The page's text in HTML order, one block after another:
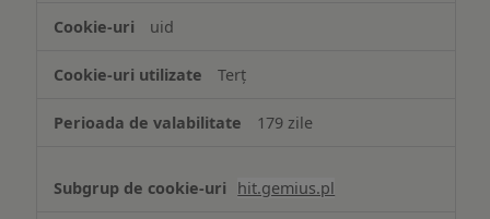
uid
Terț
179 zile
hit.gemius.pl